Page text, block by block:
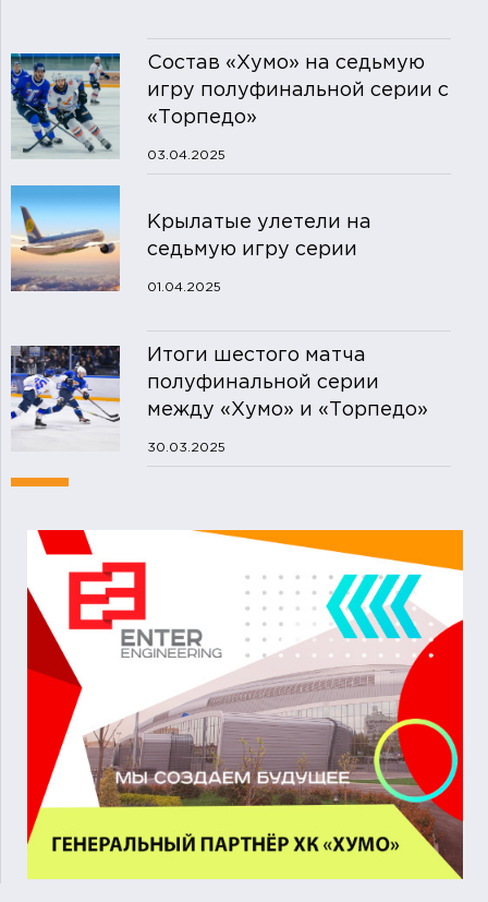
Состав «Хумо» на седьмую
игру полуфинальной серии с
«Торпедо»
03.04.2025
Крылатые улетели на
седьмую игру серии
01.04.2025
Итоги шестого матча
полуфинальной серии
между «Хумо» и «Торпедо»
30.03.2025